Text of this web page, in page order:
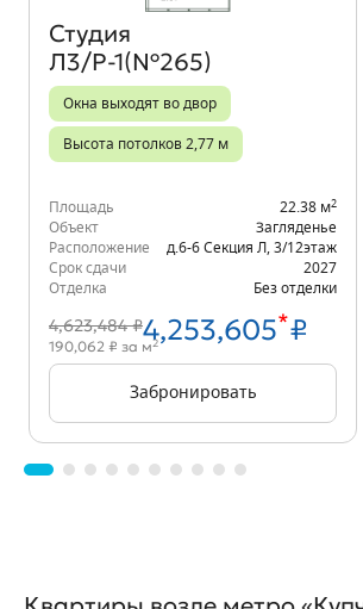
Студия
Л3/Р-1(№265)
Окна выходят во двор
Высота потолков 2,77 м
Площадь 22.38 м2
Объект
Загляденье
Расположение
д.6-6 Секция Л 3/12этаж
Срок сдачи
2027
Отделка
Без отделки
4,623,484 ₽4,253,605*₽
190,062 ₽ за м2
Забронировать